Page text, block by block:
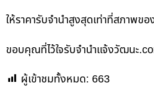
ให้ราคารับจำนำสูงสุดเท่าที่สภาพข
ขอบคุณที่ไว้ใจรับจำนำแจ้งวัฒนะ
ผู้เข้าชมทั้งหมด: 663